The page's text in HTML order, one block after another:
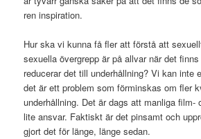
ren inspiration.
Hur ska vi kunna få fler att förstå att
sexuella övergrepp är på allvar när det
reducerar det till underhållning? Vi kan inte
det är ett problem som förminskas om fler
underhållning. Det är dags att manliga film-
lite ansvar. Faktiskt är det pinsamt och
gjort det för länge, länge sedan.